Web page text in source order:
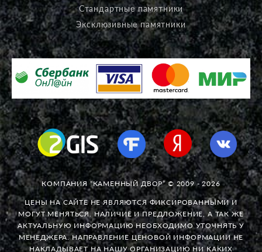
Стандартные памятники
Эксклюзивные памятники
КОМПАНИЯ “КАМЕННЫЙ ДВОР” © 2009 - 2026
ЦЕНЫ НА САЙТЕ НЕ ЯВЛЯЮТСЯ ФИКСИРОВАННЫМИ И
МОГУТ МЕНЯТЬСЯ. НАЛИЧИЕ И ПРЕДЛОЖЕНИЕ, А ТАК ЖЕ
АКТУАЛЬНУЮ ИНФОРМАЦИЮ НЕОБХОДИМО УТОЧНЯТЬ У
МЕНЕДЖЕРА. НАПРАВЛЕНИЕ ЦЕНОВОЙ ИНФОРМАЦИИ НЕ
НАКЛАДЫВАЕТ НА НАШУ ОРГАНИЗАЦИЮ НИ КАКИХ